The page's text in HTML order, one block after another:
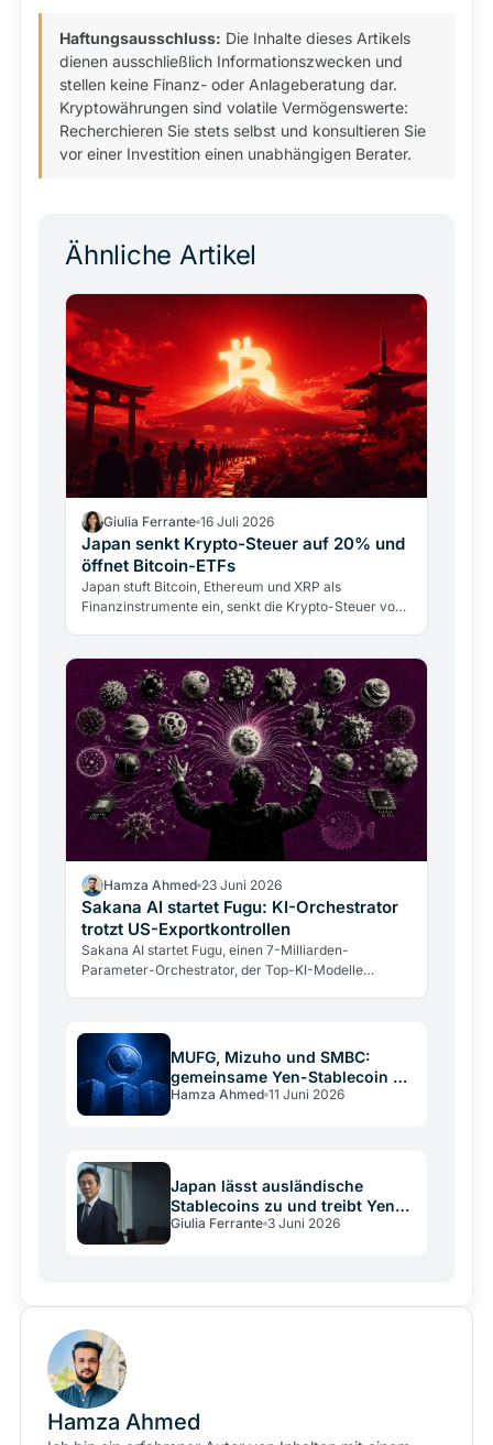
Haftungsausschluss: Die Inhalte dieses Artikels
dienen ausschließlich Informationszwecken und
stellen keine Finanz- oder Anlageberatung dar.
Kryptowährungen sind volatile Vermögenswerte:
Recherchieren Sie stets selbst und konsultieren Sie
vor einer Investition einen unabhängigen Berater.
Ähnliche Artikel
Giulia Ferrante 16 Juli 2026
Japan senkt Krypto-Steuer auf 20% und
öffnet Bitcoin-ETFs
Japan stuft Bitcoin, Ethereum und XRP als
Finanzinstrumente ein, senkt die Krypto-Steuer von
Hamza Ahmed 23 Juni 2026
Sakana AI startet Fugu: KI-Orchestrator
trotzt US-Exportkontrollen
Sakana AI startet Fugu, einen 7-Milliarden-
Parameter-Orchestrator, der Top-KI-Modelle
MUFG, Mizuho und SMBC:
gemeinsame Yen-Stablecoin bis
März 2027
Hamza Ahmed 11 Juni 2026
Japan lässt ausländische
Stablecoins zu und treibt Yen
on-chain
Giulia Ferrante 3 Juni 2026
Hamza Ahmed